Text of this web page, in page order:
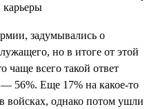
задумывались о
но в итоге от этой
чаще всего такой ответ
56%. Еще 17% на какое-то
войсках, однако потом ушли